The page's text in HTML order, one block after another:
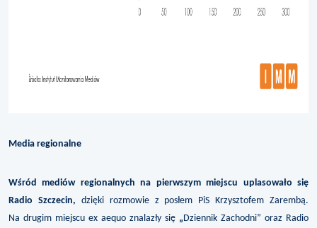
Media regionalne
Wśród mediów regionalnych na pierwszym miejscu uplasowało się
Radio Szczecin, dzięki rozmowie z posłem PiS Krzysztofem Zarembą.
Na drugim miejscu ex aequo znalazły się „Dziennik Zachodni” oraz Radio